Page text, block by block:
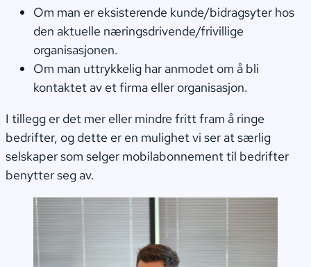
Om man er eksisterende kunde/bidragsyter hos
den aktuelle næringsdrivende/frivillige
organisasjonen.
Om man uttrykkelig har anmodet om å bli
kontaktet av et firma eller organisasjon.
I tillegg er det mer eller mindre fritt fram å ringe
bedrifter, og dette er en mulighet vi ser at særlig
selskaper som selger mobilabonnement til bedrifter
benytter seg av.